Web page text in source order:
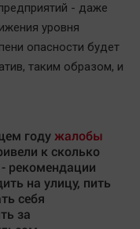
- даже
уровня
опасности будет
таким образом, и
годужалобы
к сколько
рекомендации
на улицу, пить
себя
за